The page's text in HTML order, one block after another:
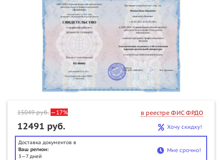
15049руб. —17% в реестре ФИС ФРДО
12491 руб. Хочу скидку!
Доставка документов в
Ваш регион:
3—7 дней
Мне срочно!